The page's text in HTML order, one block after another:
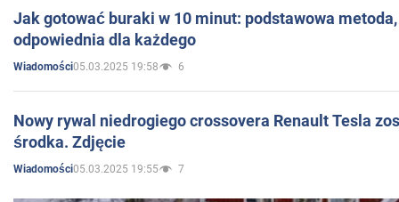
Jak gotować buraki w 10 minut: podstawowa
odpowiednia dla każdego
Wiadomości05.03.2025 19:58 6
Nowy rywal niedrogiego crossovera Renault Tesla
środka. Zdjęcie
Wiadomości05.03.2025 19:55 7